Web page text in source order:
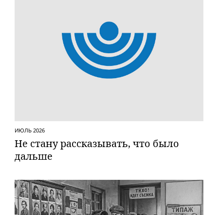
ИЮЛЬ 2026
Не стану рассказывать, что было
дальше